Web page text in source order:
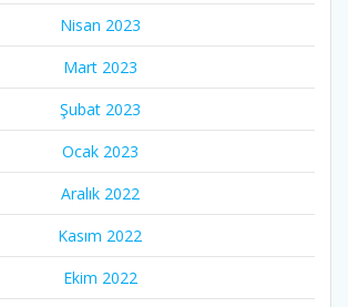
Nisan 2023
Mart 2023
Şubat 2023
Ocak 2023
Aralık 2022
Kasım 2022
Ekim 2022